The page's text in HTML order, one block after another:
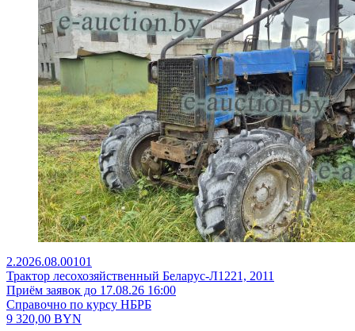
2.2026.08.00101
Трактор лесохозяйственный Беларус-Л1221, 2011
Приём заявок до 17.08.26 16:00
Справочно по курсу НБРБ
9 320,00 BYN